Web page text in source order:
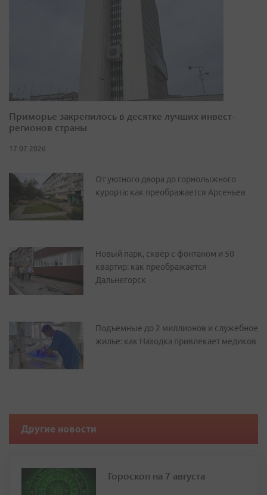
Приморье закрепилось в десятке лучших инвест-
регионов страны
17.07.2026
От уютного двора до горнолыжного
курорта: как преображается Арсеньев
Новый парк, сквер с фонтаном и 50
квартир: как преображается
Дальнегорск
Подъемные до 2 миллионов и служебное
жилье: как Находка привлекает медиков
Другие новости
Гороскоп на 7 августа